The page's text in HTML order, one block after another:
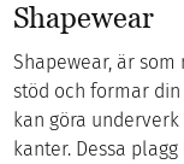
Shapewear
Shapewear, är
stöd och formar
kan göra
kanter. Dessa